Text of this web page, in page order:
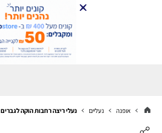
אופנה נעליים נעלי ריצה רחבות הוקה לגברים Hoka Clifton 11 2E